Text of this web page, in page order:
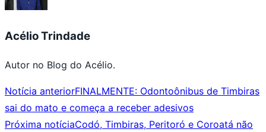
Acélio Trindade
Autor no Blog do Acélio.
Notícia anteriorFINALMENTE: Odontoônibus de Timbiras
sai do mato e começa a receber adesivos
Próxima notíciaCodó, Timbiras, Peritoró e Coroatá não